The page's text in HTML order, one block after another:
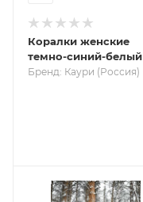
Коралки женские
темно-синий-белый
Бренд: Каури (Россия)